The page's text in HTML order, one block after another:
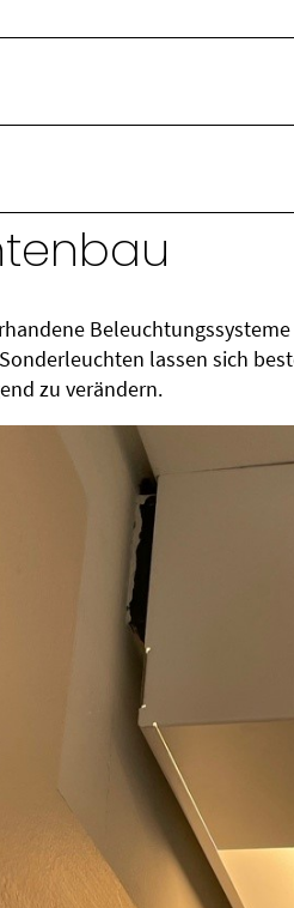
lassen sich
zu verändern.